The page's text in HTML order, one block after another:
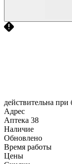
действительна
Адрес
Аптека 38
Наличие
Обновлено
Время работы
Цены